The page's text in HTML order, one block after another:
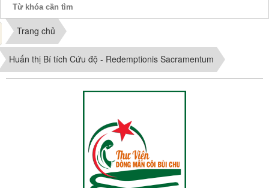
Trang chủ
Huấn thị Bí tích Cứu độ - Redemptionis Sacramentum